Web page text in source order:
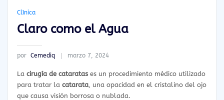
Clínica
Claro como el Agua
por Cemediq marzo 7, 2024
La cirugía de cataratases un procedimiento médico utilizado
para tratar la catarata, una opacidad en el cristalino del ojo
que causa visión borrosa o nublada.